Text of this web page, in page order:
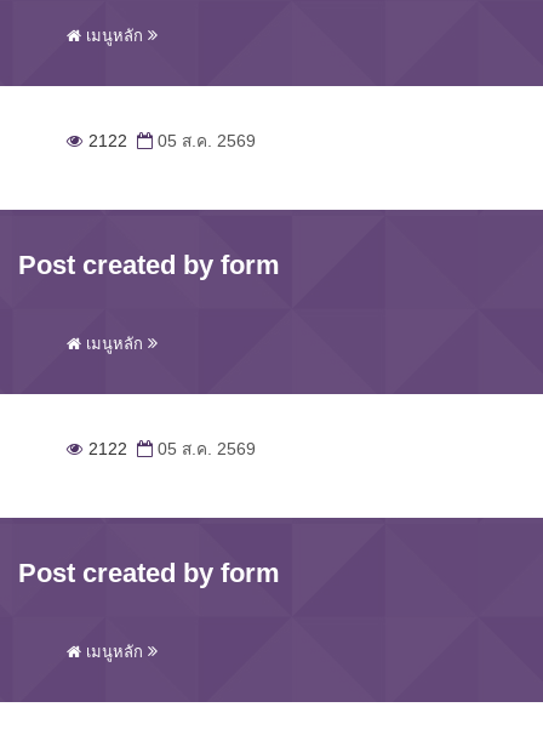
เมนูหลัก
2122 05 ส.ค. 2569
Post created by form
เมนูหลัก
2122 05 ส.ค. 2569
Post created by form
เมนูหลัก